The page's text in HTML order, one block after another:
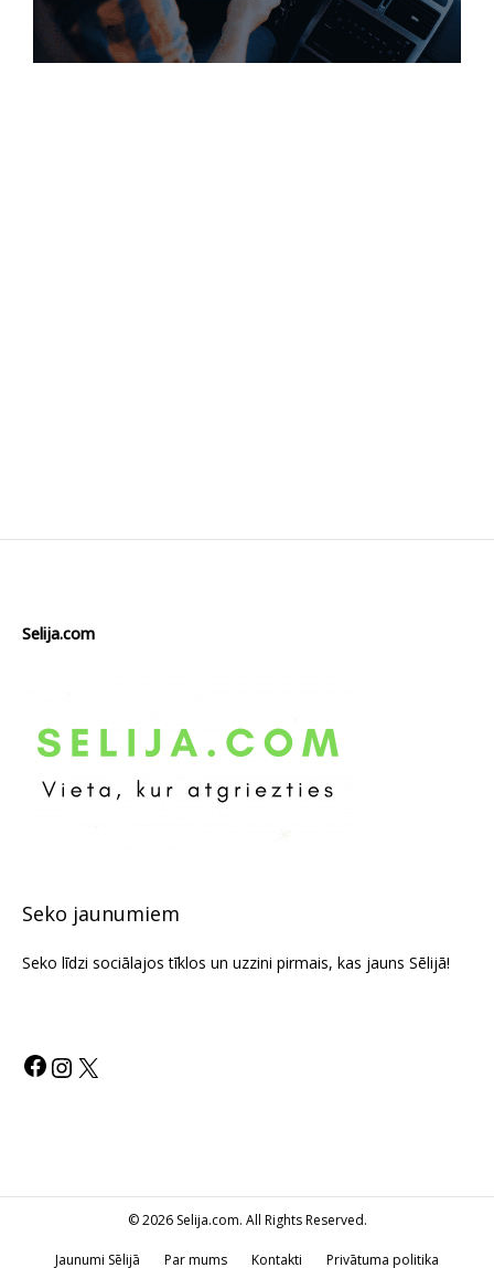
Selija.com
Seko jaunumiem
Seko līdzi sociālajos tīklos un uzzini pirmais, kas jauns Sēlijā!
© 2026 Selija.com. All Rights Reserved.
Jaunumi Sēlijā Par mums Kontakti Privātuma politika